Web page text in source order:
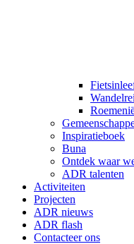
Inspiratieboek
Buna
Ontdek waar
ADR talenten
Activiteiten
Projecten
ADR nieuws
ADR flash
Contacteer ons